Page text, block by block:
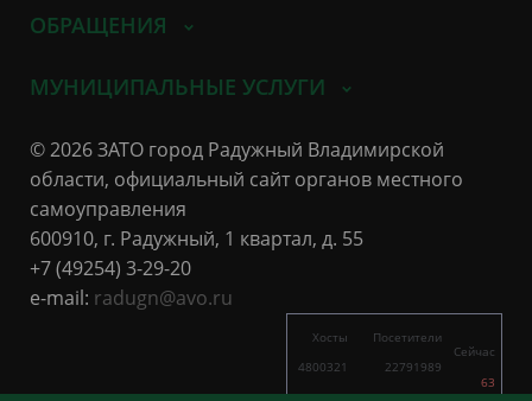
ОБРАЩЕНИЯ
МУНИЦИПАЛЬНЫЕ УСЛУГИ
© 2026 ЗАТО город Радужный Владимирской
области, официальный сайт органов местного
самоуправления
600910, г. Радужный, 1 квартал, д. 55
+7 (49254) 3-29-20
e-mail: radugn@avo.ru
Хосты
4800321
5749
Посетители
22791989
11519
Сейчас
63